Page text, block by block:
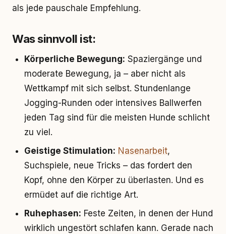
als jede pauschale Empfehlung.
Was sinnvoll ist:
Körperliche Bewegung: Spaziergänge und
moderate Bewegung, ja – aber nicht als
Wettkampf mit sich selbst. Stundenlange
Jogging-Runden oder intensives Ballwerfen
jeden Tag sind für die meisten Hunde schlicht
zu viel.
Geistige Stimulation: Nasenarbeit,
Suchspiele, neue Tricks – das fordert den
Kopf, ohne den Körper zu überlasten. Und es
ermüdet auf die richtige Art.
Ruhephasen: Feste Zeiten, in denen der Hund
wirklich ungestört schlafen kann. Gerade nach